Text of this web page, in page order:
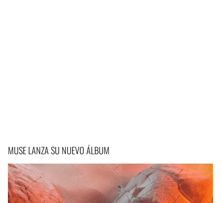
MUSE LANZA SU NUEVO ÁLBUM